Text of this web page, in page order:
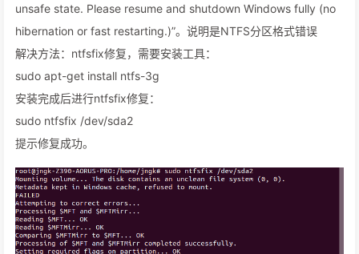
unsafe state. Please resume and shutdown Windows fully (no
hibernation or fast restarting.)”。说明是NTFS分区格式错误
解决方法：ntfsfix修复，需要安装工具：
sudo apt-get install ntfs-3g
安装完成后进行ntfsfix修复：
sudo ntfsfix /dev/sda2
提示修复成功。